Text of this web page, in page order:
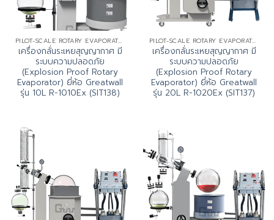
PILOT-SCALE ROTARY EVAPORATOR
เครื่องกลั่นระเหยสุญญากาศ มี
ระบบความปลอดภัย
(Explosion Proof Rotary
Evaporator) ยี่ห้อ Greatwall
รุ่น 10L R-1010Ex (SIT138)
PILOT-SCALE ROTARY EVAPORATOR
เครื่องกลั่นระเหยสุญญากาศ มี
ระบบความปลอดภัย
(Explosion Proof Rotary
Evaporator) ยี่ห้อ Greatwall
รุ่น 20L R-1020Ex (SIT137)